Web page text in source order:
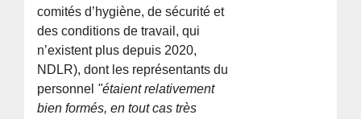
comités d’hygiène, de sécurité et
des conditions de travail, qui
n’existent plus depuis 2020,
NDLR), dont les représentants du
personnel "étaient relativement
bien formés, en tout cas très